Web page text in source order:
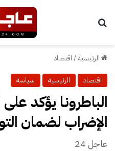
الرئيسية/ اقتصاد
اقتصاد الرئيسية سياسة
الباطرونا يؤكد
الإضراب لضمان
عاجل 24